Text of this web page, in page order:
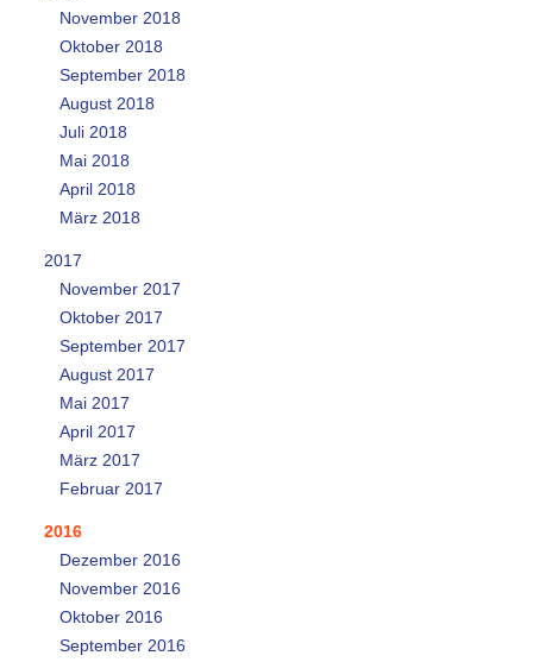
November 2018
Oktober 2018
September 2018
August 2018
Juli 2018
Mai 2018
April 2018
März 2018
2017
November 2017
Oktober 2017
September 2017
August 2017
Mai 2017
April 2017
März 2017
Februar 2017
2016
Dezember 2016
November 2016
Oktober 2016
September 2016